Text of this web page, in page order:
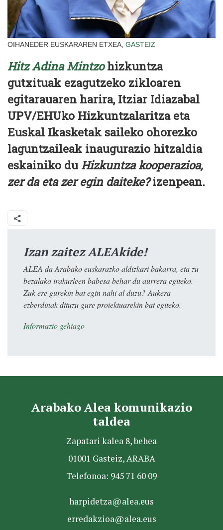
OIHANEDER EUSKARAREN ETXEA, GASTEIZ
Hitz Adina Mintzohizkuntza
gutxituak ezagutzeko zikloaren
egitarauaren harira, Itziar Idiazabal
UPV/EHUko Hizkuntzalaritza eta
Euskal Ikasketak saileko ohorezko
laguntzaileak inaugurazio hitzaldia
eskainiko du Hizkuntza kooperazioa,
zer da eta zer egin daiteke?izenpean.
Izan zaitez ALEAkide!
ALEA da Arabako euskarazko aldizkari bakarra, eta zu
bezalako irakurleen babesa behar du aurrera egiteko.
Zuk ere gurekin bat egin nahi al duzu? Aukera
ezberdinak dituzu gure proiektuarekin bat egiteko.
Informazio gehiago
Arabako Alea komunikazio
taldea
Zapatari kalea 8, behea
01001 Gasteiz, ARABA
Telefonoa: 945 71 60 09
harpidetza@alea.eus
erredakzioa@alea.eus